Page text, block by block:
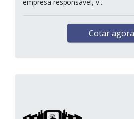
empresa responsável, v...
Cotar agora